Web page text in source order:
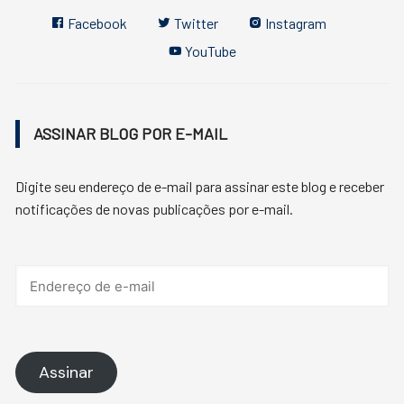
Facebook Twitter
Instagram
YouTube
ASSINAR BLOG POR E-MAIL
Digite seu endereço de e-mail para assinar este blog e receber
notificações de novas publicações por e-mail.
Assinar